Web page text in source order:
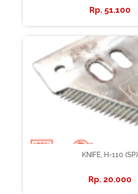
51.100
KNIFE, H-110 (SP)
20.000